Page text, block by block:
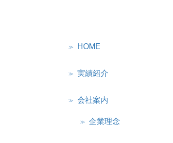
HOME
実績紹介
会社案内
企業理念